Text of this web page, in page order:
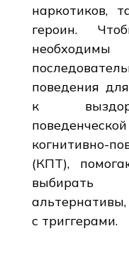
наркотиков,
героин.
поведения
к
когнитивно-
(КПТ),
с триггерами.